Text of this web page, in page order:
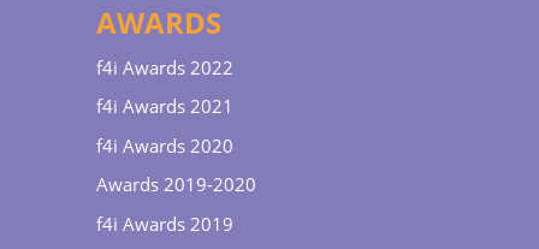
AWARDS
f4i Awards 2022
f4i Awards 2021
f4i Awards 2020
Awards 2019-2020
f4i Awards 2019